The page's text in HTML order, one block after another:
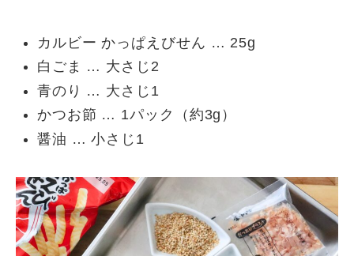
カルビー かっぱえびせん … 25g
白ごま … 大さじ2
青のり … 大さじ1
かつお節 … 1パック（約3g）
醤油 … 小さじ1